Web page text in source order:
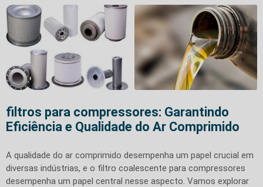
filtros para compressores: Garantindo
Eficiência e Qualidade do Ar Comprimido
A qualidade do ar comprimido desempenha um papel crucial em
diversas indústrias, e o filtro coalescente para compressores
desempenha um papel central nesse aspecto. Vamos explorar